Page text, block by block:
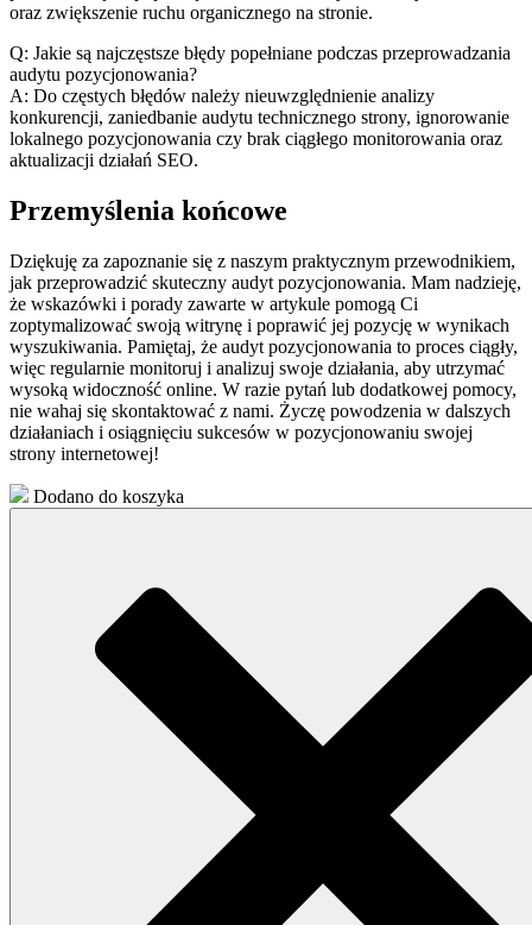
oraz zwiększenie ruchu organicznego na stronie.
Q: Jakie są najczęstsze błędy popełniane podczas przeprowadzania
audytu pozycjonowania?
A: Do częstych błędów należy nieuwzględnienie ⁣analizy
konkurencji, ⁣zaniedbanie audytu technicznego strony, ignorowanie
lokalnego pozycjonowania czy‌ brak ciągłego monitorowania oraz
aktualizacji działań ⁢SEO.
Przemyślenia końcowe
Dziękuję za​ zapoznanie się z naszym praktycznym przewodnikiem,
jak‍ przeprowadzić skuteczny audyt pozycjonowania. Mam nadzieję,
że wskazówki i porady zawarte w artykule pomogą Ci
zoptymalizować swoją witrynę i poprawić jej ‍pozycję w wynikach
wyszukiwania. Pamiętaj, że audyt pozycjonowania to ‍proces ciągły,
więc regularnie monitoruj i analizuj swoje działania, aby utrzymać
wysoką widoczność ⁢online. W ​razie pytań lub dodatkowej pomocy,
‍nie wahaj się skontaktować z nami. Życzę powodzenia w ⁣dalszych
działaniach i osiągnięciu ​sukcesów w pozycjonowaniu ⁢swojej
strony internetowej!
Dodano do koszyka